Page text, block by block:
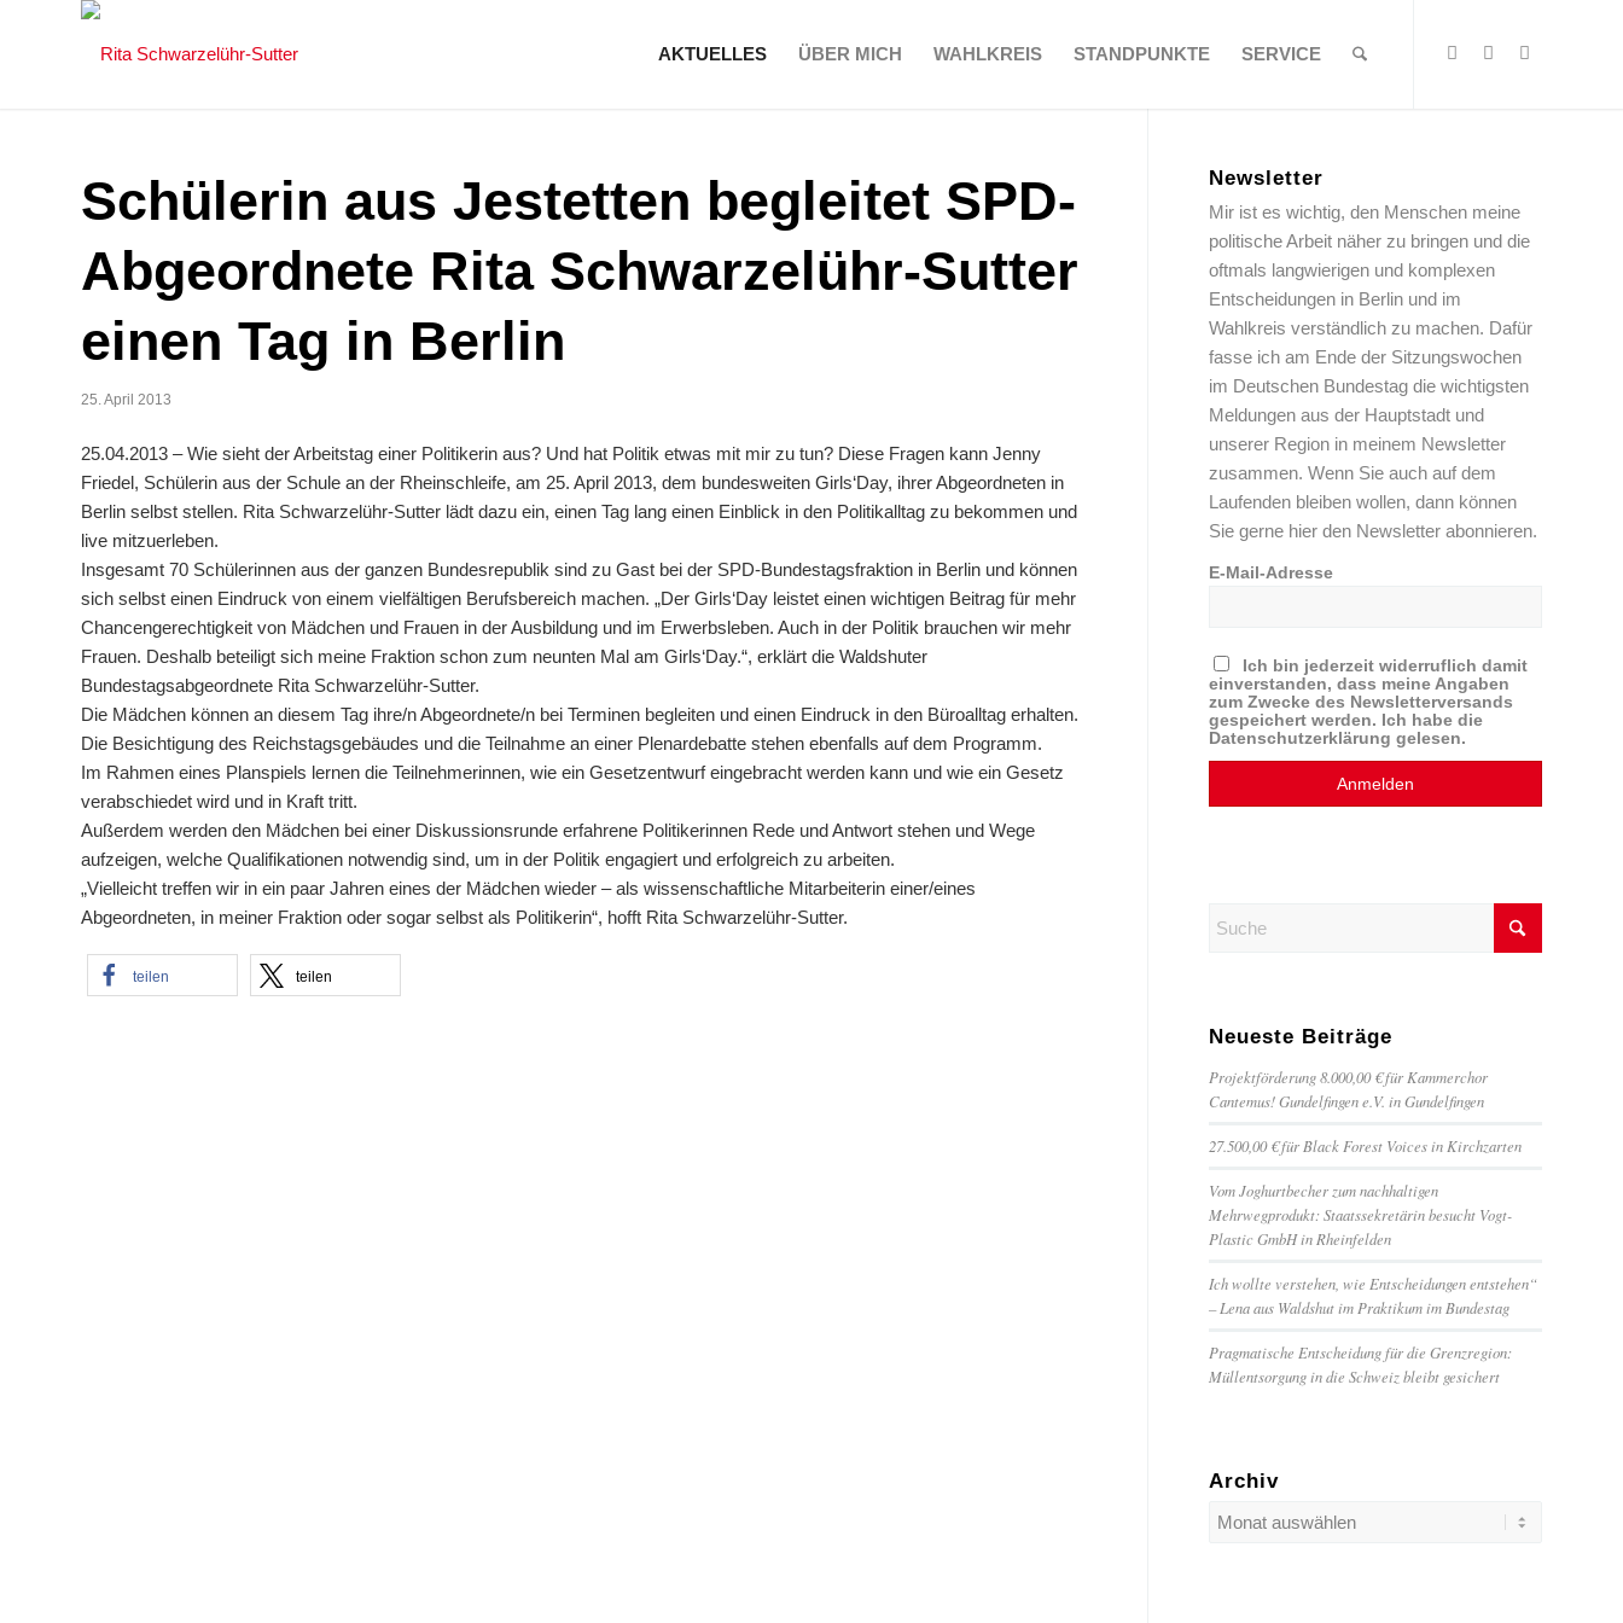
AKTUELLES ÜBER MICH WAHLKREIS STANDPUNKTE SERVICE
Schülerin aus Jestetten begleitet SPD-
Abgeordnete Rita Schwarzelühr-Sutter
einen Tag in Berlin
25. April 2013
25.04.2013 – Wie sieht der Arbeitstag einer Politikerin aus? Und hat Politik etwas mit mir zu tun? Diese Fragen kann Jenny
Friedel, Schülerin aus der Schule an der Rheinschleife, am 25. April 2013, dem bundesweiten Girls‘Day, ihrer Abgeordneten in
Berlin selbst stellen. Rita Schwarzelühr-Sutter lädt dazu ein, einen Tag lang einen Einblick in den Politikalltag zu bekommen und
live mitzuerleben.
Insgesamt 70 Schülerinnen aus der ganzen Bundesrepublik sind zu Gast bei der SPD-Bundestagsfraktion in Berlin und können
sich selbst einen Eindruck von einem vielfältigen Berufsbereich machen. „Der Girls‘Day leistet einen wichtigen Beitrag für mehr
Chancengerechtigkeit von Mädchen und Frauen in der Ausbildung und im Erwerbsleben. Auch in der Politik brauchen wir mehr
Frauen. Deshalb beteiligt sich meine Fraktion schon zum neunten Mal am Girls‘Day.“, erklärt die Waldshuter
Bundestagsabgeordnete Rita Schwarzelühr-Sutter.
Die Mädchen können an diesem Tag ihre/n Abgeordnete/n bei Terminen begleiten und einen Eindruck in den Büroalltag erhalten.
Die Besichtigung des Reichstagsgebäudes und die Teilnahme an einer Plenardebatte stehen ebenfalls auf dem Programm.
Im Rahmen eines Planspiels lernen die Teilnehmerinnen, wie ein Gesetzentwurf eingebracht werden kann und wie ein Gesetz
verabschiedet wird und in Kraft tritt.
Außerdem werden den Mädchen bei einer Diskussionsrunde erfahrene Politikerinnen Rede und Antwort stehen und Wege
aufzeigen, welche Qualifikationen notwendig sind, um in der Politik engagiert und erfolgreich zu arbeiten.
„Vielleicht treffen wir in ein paar Jahren eines der Mädchen wieder – als wissenschaftliche Mitarbeiterin einer/eines
Abgeordneten, in meiner Fraktion oder sogar selbst als Politikerin“, hofft Rita Schwarzelühr-Sutter.
teilen teilen
Newsletter
Mir ist es wichtig, den Menschen meine
politische Arbeit näher zu bringen und die
oftmals langwierigen und komplexen
Entscheidungen in Berlin und im
Wahlkreis verständlich zu machen. Dafür
fasse ich am Ende der Sitzungswochen
im Deutschen Bundestag die wichtigsten
Meldungen aus der Hauptstadt und
unserer Region in meinem Newsletter
zusammen. Wenn Sie auch auf dem
Laufenden bleiben wollen, dann können
Sie gerne hier den Newsletter abonnieren.
E-Mail-Adresse
Ich bin jederzeit widerruflich damit
einverstanden, dass meine Angaben
zum Zwecke des Newsletterversands
gespeichert werden. Ich habe die
Datenschutzerklärung gelesen.
Neueste Beiträge
Projektförderung 8.000,00 € für Kammerchor
Cantemus! Gundelfingen e.V. in Gundelfingen
27.500,00 € für Black Forest Voices in Kirchzarten
Vom Joghurtbecher zum nachhaltigen
Mehrwegprodukt: Staatssekretärin besucht Vogt-
Plastic GmbH in Rheinfelden
Ich wollte verstehen, wie Entscheidungen entstehen“
– Lena aus Waldshut im Praktikum im Bundestag
Pragmatische Entscheidung für die Grenzregion:
Müllentsorgung in die Schweiz bleibt gesichert
Archiv